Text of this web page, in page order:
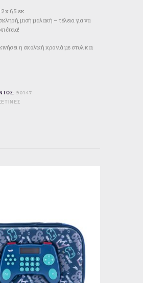
x 6,5 εκ.
μισή μαλακή – τέλεια για να
η σχολική χρονιά με στυλ και
90147